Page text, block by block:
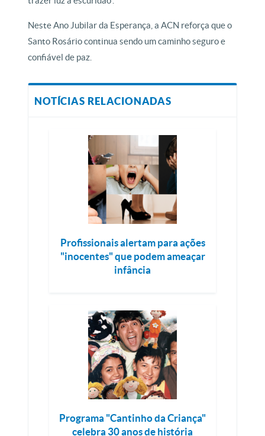
Neste Ano Jubilar da Esperança, a ACN reforça que o
Santo Rosário continua sendo um caminho seguro e
confiável de paz.
NOTÍCIAS RELACIONADAS
Profissionais alertam para ações
"inocentes" que podem ameaçar
infância
Programa "Cantinho da Criança"
celebra 30 anos de história